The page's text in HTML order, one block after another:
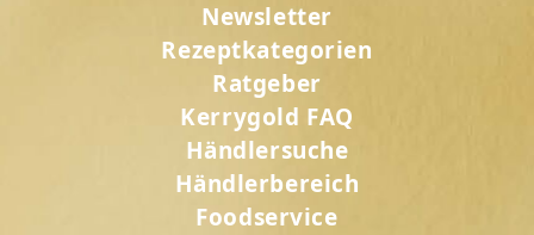
Newsletter
Rezeptkategorien
Ratgeber
Kerrygold FAQ
Händlersuche
Händlerbereich
Foodservice